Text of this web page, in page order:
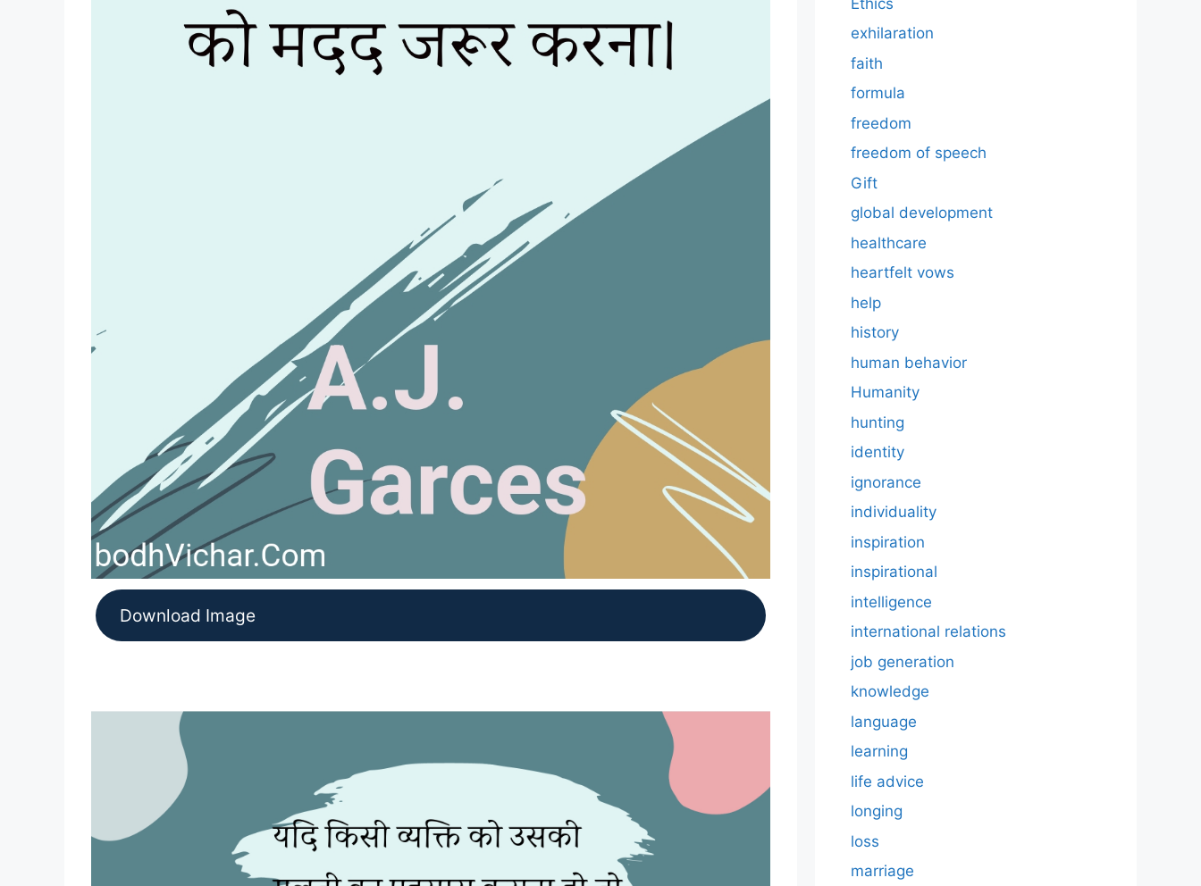
Download Image
exhilaration
faith
formula
freedom
freedom of speech
Gift
global development
healthcare
heartfelt vows
help
history
human behavior
Humanity
hunting
identity
ignorance
individuality
inspiration
inspirational
intelligence
international relations
job generation
knowledge
language
learning
life advice
longing
loss
marriage